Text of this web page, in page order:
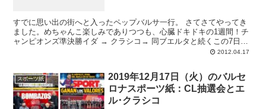
すでに思い出の街へと入ったペップバルサ一行。 さてさてやってき
ました。めちゃんこ楽しみでありつつも、心臓ドキドキの1週間！チ
ャンピオンズ準決勝イダ → クラシコ→ 同ブエルタと続くこの7日間
2012.04.17
スポーツ紙
2019年12月17日（火）のバルセ
ロナスポーツ紙：CL抽選会とエ
ル･クラシコ